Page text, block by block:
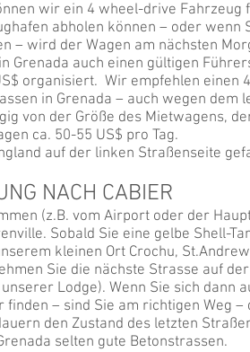
wir ein 4 wheel-drive Fahrzeug
abholen können – oder wenn
– wird der Wagen am nächsten
Grenada auch einen gültigen
organisiert. Wir empfehlen einen
in Grenada – auch wegen dem
von der Größe des Mietwagens,
ca. 50-55 US$ pro Tag.
auf der linken Straßenseite
NACH CABIER
(z.B. vom Airport oder der
Sobald Sie eine gelbe Shell-
kleinen Ort Crochu,
Sie die nächste Strasse auf
Lodge). Wenn Sie sich dann
– sind Sie am richtigen Weg –
den Zustand des letzten
selten gute Betonstrassen.